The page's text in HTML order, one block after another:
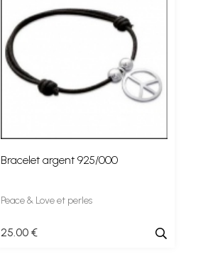
Bracelet argent 925/000
Peace & Love et perles
25.00 €